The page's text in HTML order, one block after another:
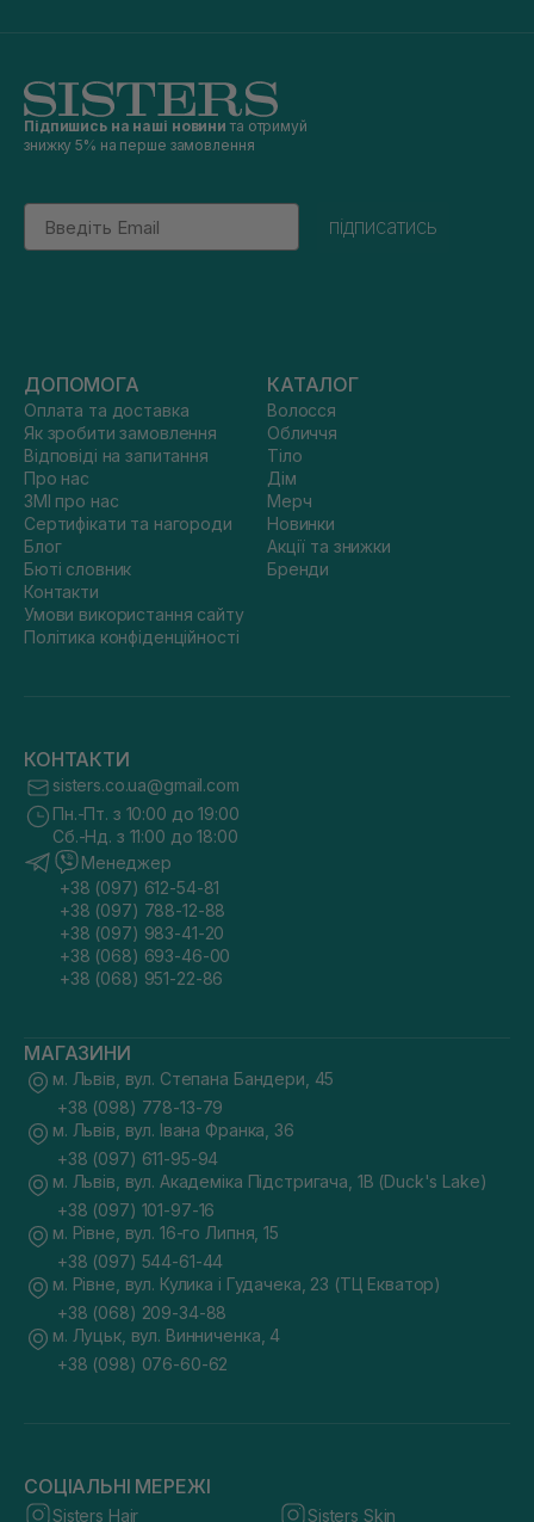
Підпишись на наші новини та отримуй
знижку 5% на перше замовлення
Email
підписатись
ДОПОМОГА
Оплата та доставка
Як зробити замовлення
Відповіді на запитання
Про нас
ЗМІ про нас
Сертифікати та нагороди
Блог
Бюті словник
Контакти
Умови використання сайту
Політика конфіденційності
КАТАЛОГ
Волосся
Обличчя
Тіло
Дім
Мерч
Новинки
Акції та знижки
Бренди
КОНТАКТИ
sisters.co.ua@gmail.com
Пн.-Пт. з 10:00 до 19:00
Сб.-Нд. з 11:00 до 18:00
Менеджер
+38 (097) 612-54-81
+38 (097) 788-12-88
+38 (097) 983-41-20
+38 (068) 693-46-00
+38 (068) 951-22-86
МАГАЗИНИ
м. Львів, вул. Степана Бандери, 45
+38 (098) 778-13-79
м. Львів, вул. Івана Франка, 36
+38 (097) 611-95-94
м. Львів, вул. Академіка Підстригача, 1В (Duck's Lake)
+38 (097) 101-97-16
м. Рівне, вул. 16-го Липня, 15
+38 (097) 544-61-44
м. Рівне, вул. Кулика і Гудачека, 23 (ТЦ Екватор)
+38 (068) 209-34-88
м. Луцьк, вул. Винниченка, 4
+38 (098) 076-60-62
СОЦІАЛЬНІ МЕРЕЖІ
Sisters Hair Sisters Skin